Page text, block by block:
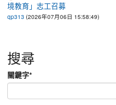
境教育」志工召募
qp313 (2026年07月06日 15:58:49)
搜尋
關鍵字*